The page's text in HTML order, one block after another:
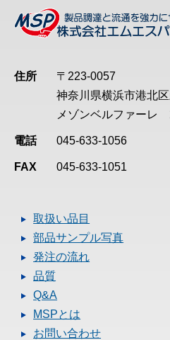
住所
〒223-0057
神奈川県横浜市港北
メゾンベルファーレ
電話 045-633-1056
FAX 045-633-1051
取扱い品目
部品サンプル写真
発注の流れ
品質
Q&A
MSPとは
お問い合わせ